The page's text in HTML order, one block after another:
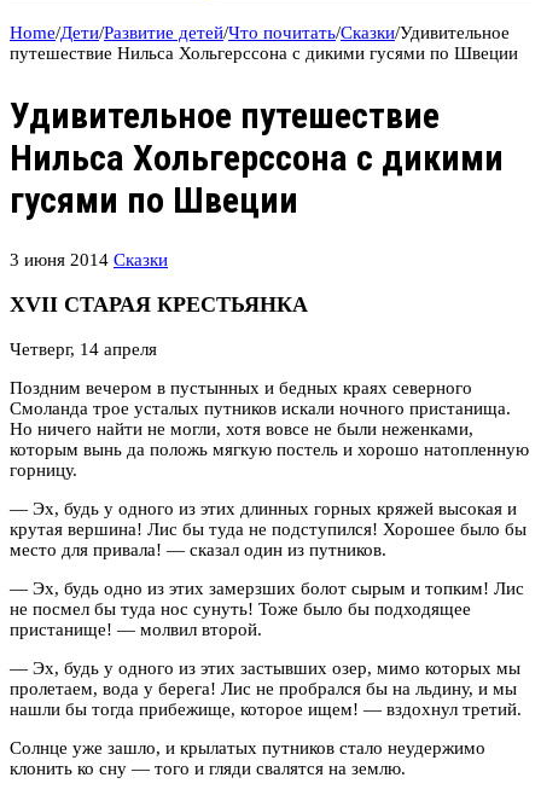
Home/Дети/Развитие детей/Что почитать/Сказки/Удивительное
путешествие Нильса Хольгерссона с дикими гусями по Швеции
Удивительное путешествие
Нильса Хольгерссона с дикими
гусями по Швеции
3 июня 2014 Сказки
XVII СТАРАЯ КРЕСТЬЯНКА
Четверг, 14 апреля
Поздним вечером в пустынных и бедных краях северного
Смоланда трое усталых путников искали ночного пристанища.
Но ничего найти не могли, хотя вовсе не были неженками,
которым вынь да положь мягкую постель и хорошо натопленную
горницу.
— Эх, будь у одного из этих длинных горных кряжей высокая и
крутая вершина! Лис бы туда не подступился! Хорошее было бы
место для привала! — сказал один из путников.
— Эх, будь одно из этих замерзших болот сырым и топким! Лис
не посмел бы туда нос сунуть! Тоже было бы подходящее
пристанище! — молвил второй.
— Эх, будь у одного из этих застывших озер, мимо которых мы
пролетаем, вода у берега! Лис не пробрался бы на льдину, и мы
нашли бы тогда прибежище, которое ищем! — вздохнул третий.
Солнце уже зашло, и крылатых путников стало неудержимо
клонить ко сну — того и гляди свалятся на землю.